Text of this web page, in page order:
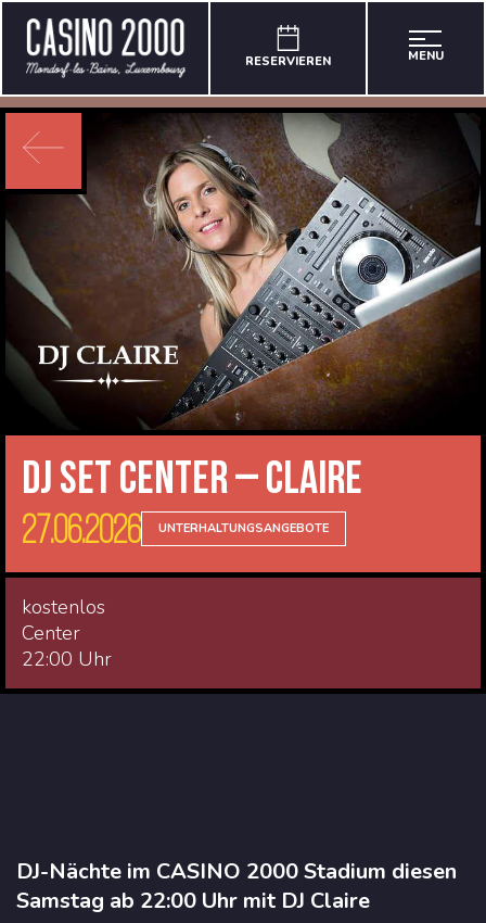
RESERVIEREN MENU
DJ Set Center – Claire
27.06.2026 UNTERHALTUNGSANGEBOTE
kostenlos
Center
22:00 Uhr
DJ-Nächte im CASINO 2000 Stadium diesen
Samstag ab 22:00 Uhr mit DJ Claire